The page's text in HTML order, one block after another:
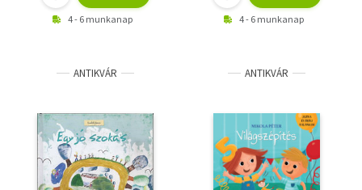
4 - 6 munkanap 4 - 6 munkanap
ANTIKVÁR ANTIKVÁR